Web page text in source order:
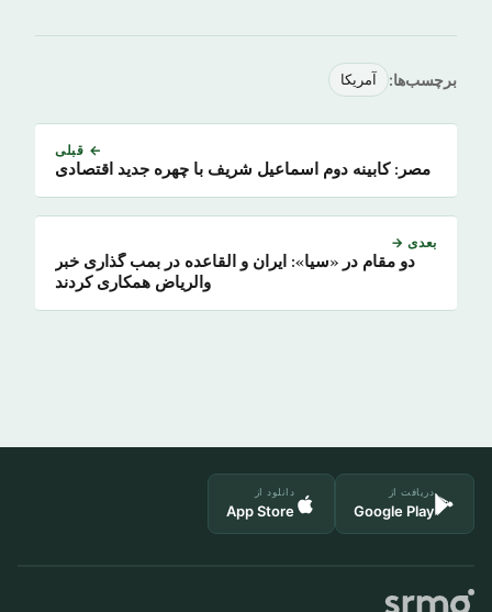
برچسب‌ها: آمریکا
← قبلی
مصر: کابینه دوم اسماعیل شریف با چهره جدید اقتصادی
بعدی →
دو مقام در «سیا»: ایران و القاعده در بمب گذاری خبر
والریاض همکاری کردند
دریافت از
Google Play
دانلود از
App Store